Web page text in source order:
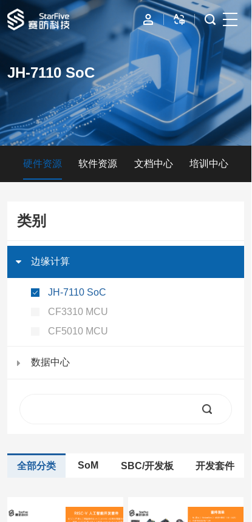
首页
IP
边缘计算
数据中心
资源与支持
JH-7110 SoC
硬件资源 软件资源 文档中心 培训中心
类别
边缘计算
JH-7110 SoC
CF3310 MCU
CF5010 MCU
数据中心
全部分类 SoM SBC/开发板 开发套件